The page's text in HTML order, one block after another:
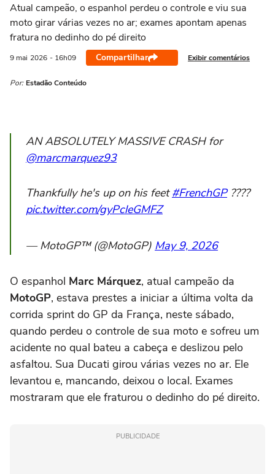
Atual campeão, o espanhol perdeu o controle e viu sua
moto girar várias vezes no ar; exames apontam apenas
fratura no dedinho do pé direito
9 mai 2026 - 16h09 Compartilhar Exibir comentários
Por: Estadão Conteúdo
AN ABSOLUTELY MASSIVE CRASH for
@marcmarquez93
Thankfully he's up on his feet#FrenchGP????
pic.twitter.com/gyPcleGMFZ
— MotoGP™ (@MotoGP) May 9, 2026
O espanhol Marc Márquez, atual campeão da
MotoGP, estava prestes a iniciar a última volta da
corrida sprint do GP da França, neste sábado,
quando perdeu o controle de sua moto e sofreu um
acidente no qual bateu a cabeça e deslizou pelo
asfaltou. Sua Ducati girou várias vezes no ar. Ele
levantou e, mancando, deixou o local. Exames
mostraram que ele fraturou o dedinho do pé direito.
PUBLICIDADE